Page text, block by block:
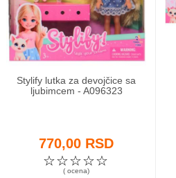
Odeća i obuća
Igračke za bebe i decu
AKCIJA
Call Centar
Stylify lutka za devojčice sa
ljubimcem - A096323
770,00 RSD
☆
☆
☆
☆
☆
( ocena)